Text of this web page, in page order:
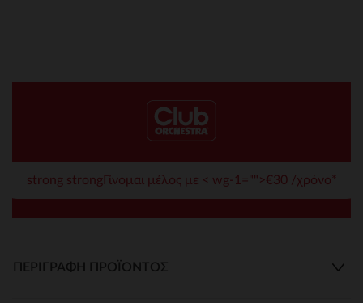
strong strongΓίνομαι μέλος με < wg-1="">€30 /χρόνο*
ΠΕΡΙΓΡΑΦΉ ΠΡΟΪΌΝΤΟΣ